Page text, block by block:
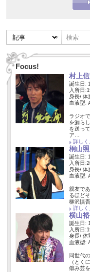
Focus!
村上
誕生日:
入所日
身長/ 体
血液型:
ラジオ
を漏ら
を送っ
ア…
詳しく
桐山
誕生日:
入所日
身長/ 体
血液型:
親友で
るほど
柳沢慎
詳しく
横山裕
誕生日:
入所日
身長/ 体
血液型:
同世代
（とく
僻み芸